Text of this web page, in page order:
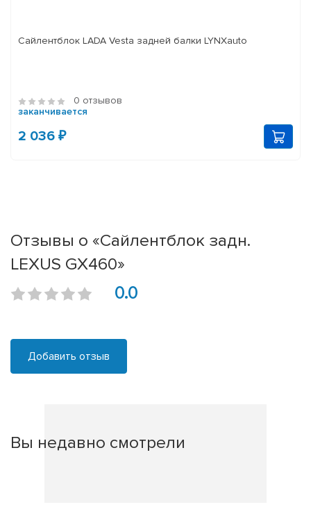
Сайлентблок LADA Vesta задней балки LYNXauto
0 отзывов
заканчивается
2 036 ₽
Отзывы о «Сайлентблок задн.
LEXUS GX460»
0.0
Добавить отзыв
Вы недавно смотрели